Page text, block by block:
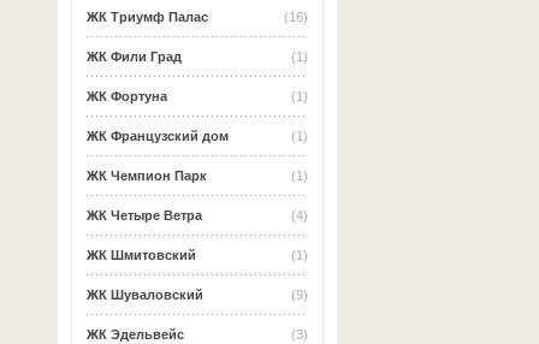
(16)
ЖК Триумф Палас
(1)
ЖК Фили Град
(1)
ЖК Фортуна
(1)
ЖК Французский дом
(1)
ЖК Чемпион Парк
(4)
ЖК Четыре Ветра
(1)
ЖК Шмитовский
(9)
ЖК Шуваловский
(3)
ЖК Эдельвейс